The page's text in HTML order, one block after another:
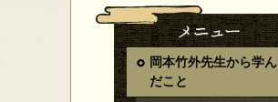
岡本竹外先生から学ん
だこと